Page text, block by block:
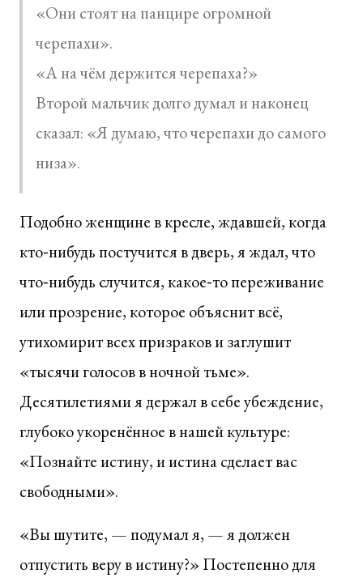
«Они стоят на панцире огромной
черепахи».
«А на чём держится черепаха?»
Второй мальчик долго думал и наконец
сказал: «Я думаю, что черепахи до самого
низа».
Подобно женщине в кресле, ждавшей, когда
кто‑нибудь постучится в дверь, я ждал, что
что‑нибудь случится, какое‑то переживание
или прозрение, которое объяснит всё,
утихомирит всех призраков и заглушит
«тысячи голосов в ночной тьме».
Десятилетиями я держал в себе убеждение,
глубоко укоренённое в нашей культуре:
«Познайте истину, и истина сделает вас
свободными».
«Вы шутите, — подумал я, — я должен
отпустить веру в истину?» Постепенно для